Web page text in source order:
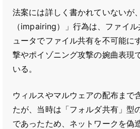
法案には詳しく書かれていないが
（impairing）」行為は、ファイ
ュータでファイル共有を不可能に
撃やポイゾニング攻撃の婉曲表現
いる。
ウィルスやマルウェアの配布まで
たが、当時は「フォルダ共有」型
であったため、ネットワークを偽